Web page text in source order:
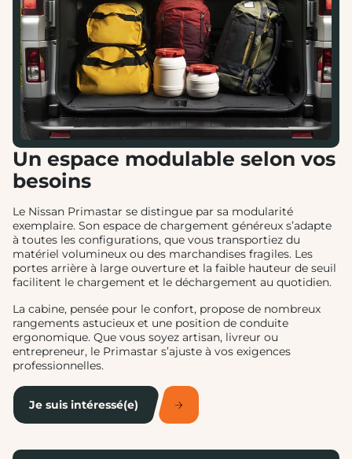
Un espace modulable selon vos
besoins
Le Nissan Primastar se distingue par sa modularité
exemplaire. Son espace de chargement généreux s’adapte
à toutes les configurations, que vous transportiez du
matériel volumineux ou des marchandises fragiles. Les
portes arrière à large ouverture et la faible hauteur de seuil
facilitent le chargement et le déchargement au quotidien.
La cabine, pensée pour le confort, propose de nombreux
rangements astucieux et une position de conduite
ergonomique. Que vous soyez artisan, livreur ou
entrepreneur, le Primastar s’ajuste à vos exigences
professionnelles.
Je suis intéressé(e)